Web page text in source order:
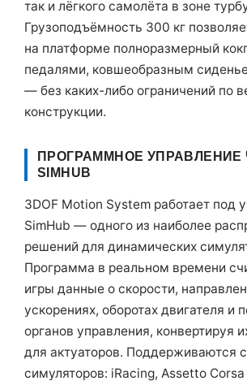
так и лёгкого самолёта в зоне
Грузоподъёмность 300 кг
на платформе полноразмерный
педалями, ковшеобразным
— без каких-либо ограничений по
конструкции.
ПРОГРАММНОЕ УПРАВЛЕНИЕ
SIMHUB
3DOF Motion System работает под
SimHub — одного из наиболее
решений для динамических
Программа в реальном времени
игры данные о скорости,
ускорениях, оборотах двигателя и
органов управления, конвертируя
для актуаторов. Поддерживаются
симуляторов: iRacing, Assetto